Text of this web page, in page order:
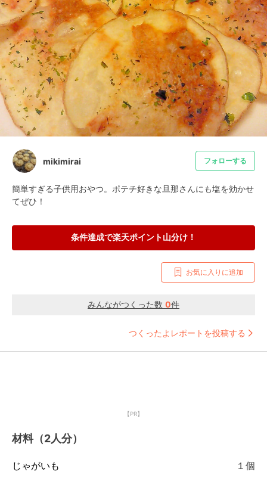
mikimirai フォローする
簡単すぎる子供用おやつ。ポテチ好きな旦那さんにも塩を効かせ
てぜひ！
条件達成で楽天ポイント山分け！
お気に入りに追加
みんながつくった数 0件
つくったよレポートを投稿する
【PR】
材料（2人分）
じゃがいも １個